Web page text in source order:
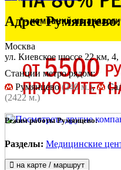
АдресРумянцево:
Москва
ул. Киевское шоссе 22 км, 4,
Станции метро рядом:
Румянцево(240 м.),
(2422 м.)
Режим работы Румянцево:
Разделы: Медицинские
на карте / маршрут